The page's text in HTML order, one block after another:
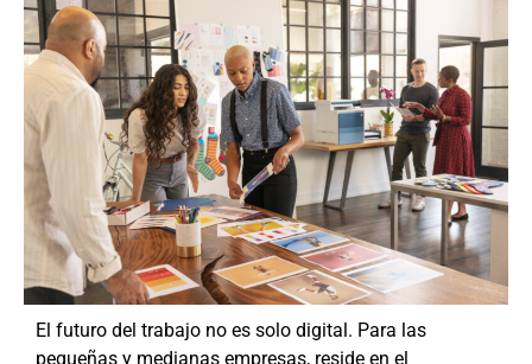
El futuro del trabajo no es solo digital. Para las
pequeñas y medianas empresas, reside en el